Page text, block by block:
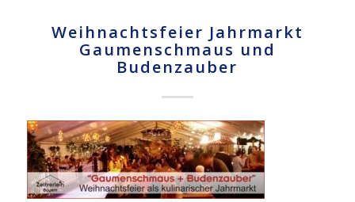
Weihnachtsfeier Jahrmarkt
Gaumenschmaus und
Budenzauber